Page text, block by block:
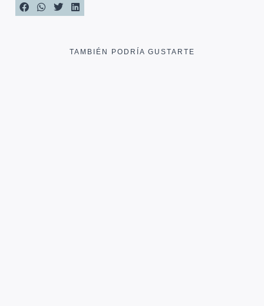
TAMBIÉN PODRÍA GUSTARTE